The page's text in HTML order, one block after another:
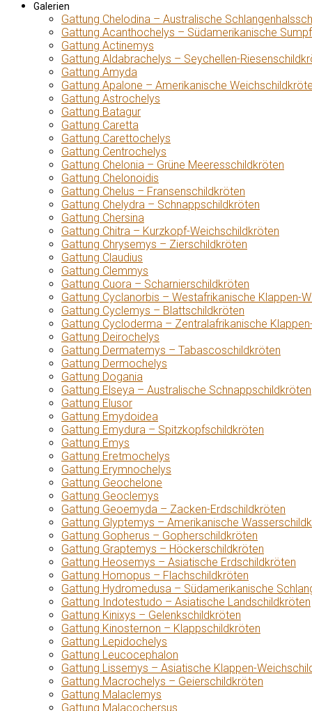
Galerien
Gattung Chelodina – Australische
Gattung Acanthochelys – Südamerikanische
Gattung Actinemys
Gattung Aldabrachelys – Seychellen-
Gattung Amyda
Gattung Apalone – Amerikanische
Gattung Astrochelys
Gattung Batagur
Gattung Caretta
Gattung Carettochelys
Gattung Centrochelys
Gattung Chelonia – Grüne Meeresschildkröten
Gattung Chelonoidis
Gattung Chelus – Fransenschildkröten
Gattung Chelydra – Schnappschildkröten
Gattung Chersina
Gattung Chitra – Kurzkopf-Weichschildkröten
Gattung Chrysemys – Zierschildkröten
Gattung Claudius
Gattung Clemmys
Gattung Cuora – Scharnierschildkröten
Gattung Cyclanorbis – Westafrikanische Klappen-
Gattung Cyclemys – Blattschildkröten
Gattung Cycloderma – Zentralafrikanische
Gattung Deirochelys
Gattung Dermatemys – Tabascoschildkröten
Gattung Dermochelys
Gattung Dogania
Gattung Elseya – Australische Schnappschildkröten
Gattung Elusor
Gattung Emydoidea
Gattung Emydura – Spitzkopfschildkröten
Gattung Emys
Gattung Eretmochelys
Gattung Erymnochelys
Gattung Geochelone
Gattung Geoclemys
Gattung Geoemyda – Zacken-Erdschildkröten
Gattung Glyptemys – Amerikanische
Gattung Gopherus – Gopherschildkröten
Gattung Graptemys – Höckerschildkröten
Gattung Heosemys – Asiatische Erdschildkröten
Gattung Homopus – Flachschildkröten
Gattung Hydromedusa – Südamerikanische
Gattung Indotestudo – Asiatische Landschildkröten
Gattung Kinixys – Gelenkschildkröten
Gattung Kinosternon – Klappschildkröten
Gattung Lepidochelys
Gattung Leucocephalon
Gattung Lissemys – Asiatische Klappen-
Gattung Macrochelys – Geierschildkröten
Gattung Malaclemys
Gattung Malacochersus